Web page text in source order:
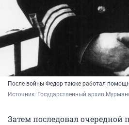
После войны Федор также работал
Источник: Государственный архив
Затем последовал очередной